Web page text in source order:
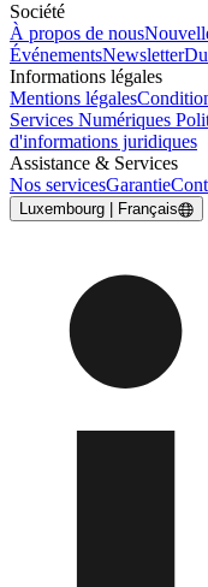
Société
À propos de nous
ÉvénementsNewsletter
Informations légales
Mentions légales
Services Numériques
d'informations juridiques
Assistance & Services
Nos servicesGarantie
Luxembourg | Français